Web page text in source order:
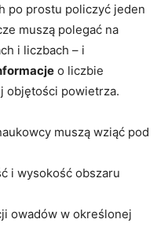
po prostu policzyć jeden
muszą polegać na
i liczbach – i
o liczbie
objętości powietrza.
muszą wziąć pod
i wysokość obszaru
owadów w określonej